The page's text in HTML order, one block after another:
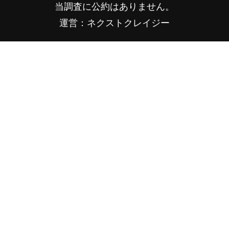
当調査に公約はありません。
運営：ネクストクレイジー